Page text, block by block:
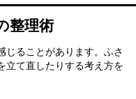
整理術
じることがあります。ふさ
立て直したりする考え方を